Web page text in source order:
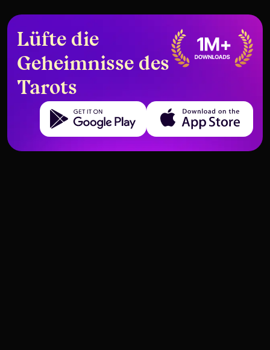
Lüfte die
Geheimnisse des
Tarots
Get it on Google Play Download on the App Store